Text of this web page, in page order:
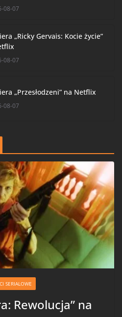
08-07
„Ricky Gervais: Kocie życie”
08-07
„Przesłodzeni” na Netflix
08-07
SERIALOWE
Rewolucja” na